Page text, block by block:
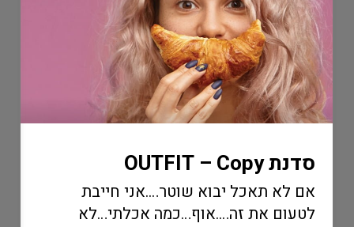
יבוא שוטר….אני חייבת
זה….אוף…כמה אכלתי…לא